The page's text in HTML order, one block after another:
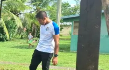
heridos y graves
en Kumamoto